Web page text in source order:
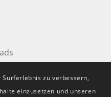
zu verbessern,
einzusetzen und unseren